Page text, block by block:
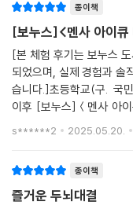
이 책에 담긴 멘사 퍼즐은
달쏭한 문자와 숫자들로
수학 원리를 바탕으로 하
턴을 찾아내고 논리성을
는 것이다. 사고의 유연함,
을 필요로 하는 문제들이
훈련이 되고 청소년과 성
낀다면 지금까지 자신 안
에 따라 달라지는 무한한
종이책
[보누스]<멘사 아이큐
[본 체험 후기는 보누스
되었으며, 실제 경험과 솔
습니다.]초등학교(구. 국
이후 [보누스]＜멘사 아
얼마인지 알고 싶어서 서
s******2 2025.05.20.
종이책
즐거운 두뇌대결